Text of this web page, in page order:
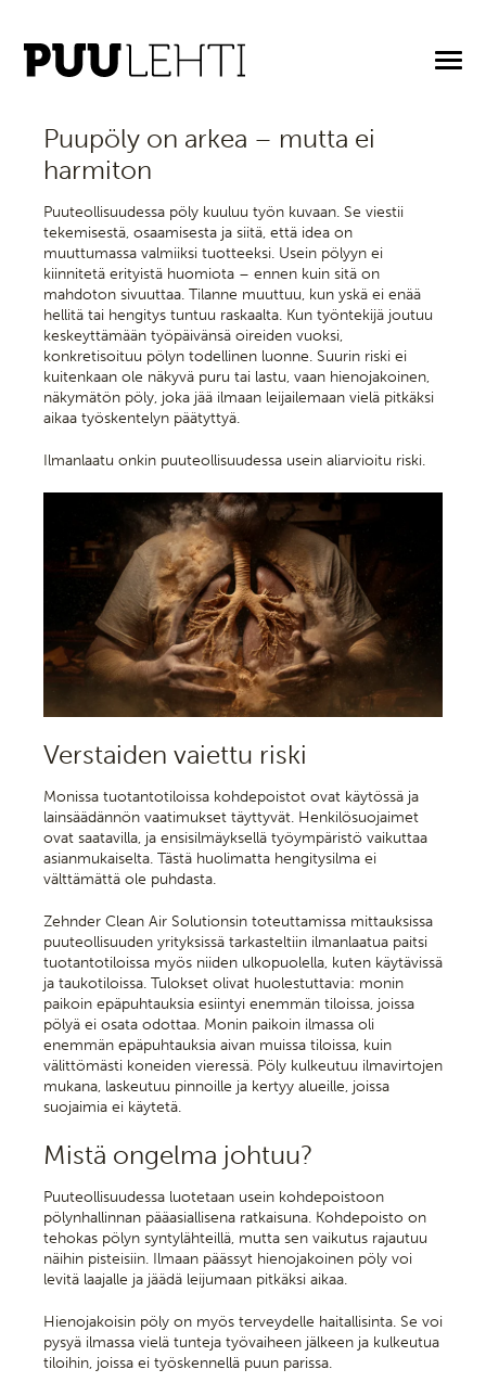
2.6.2026
Puupöly on arkea – mutta ei
harmiton
Puuteollisuudessa pöly kuuluu työn kuvaan. Se viestii
tekemisestä, osaamisesta ja siitä, että idea on
muuttumassa valmiiksi tuotteeksi. Usein pölyyn ei
kiinnitetä erityistä huomiota – ennen kuin sitä on
mahdoton sivuuttaa. Tilanne muuttuu, kun yskä ei enää
hellitä tai hengitys tuntuu raskaalta. Kun työntekijä joutuu
keskeyttämään työpäivänsä oireiden vuoksi,
konkretisoituu pölyn todellinen luonne. Suurin riski ei
kuitenkaan ole näkyvä puru tai lastu, vaan hienojakoinen,
näkymätön pöly, joka jää ilmaan leijailemaan vielä pitkäksi
aikaa työskentelyn päätyttyä.
Ilmanlaatu onkin puuteollisuudessa usein aliarvioitu riski.
Verstaiden vaiettu riski
Monissa tuotantotiloissa kohdepoistot ovat käytössä ja
lainsäädännön vaatimukset täyttyvät. Henkilösuojaimet
ovat saatavilla, ja ensisilmäyksellä työympäristö vaikuttaa
asianmukaiselta. Tästä huolimatta hengitysilma ei
välttämättä ole puhdasta.
Zehnder Clean Air Solutionsin toteuttamissa mittauksissa
puuteollisuuden yrityksissä tarkasteltiin ilmanlaatua paitsi
tuotantotiloissa myös niiden ulkopuolella, kuten käytävissä
ja taukotiloissa. Tulokset olivat huolestuttavia: monin
paikoin epäpuhtauksia esiintyi enemmän tiloissa, joissa
pölyä ei osata odottaa. Monin paikoin ilmassa oli
enemmän epäpuhtauksia aivan muissa tiloissa, kuin
välittömästi koneiden vieressä. Pöly kulkeutuu ilmavirtojen
mukana, laskeutuu pinnoille ja kertyy alueille, joissa
suojaimia ei käytetä.
Mistä ongelma johtuu?
Puuteollisuudessa luotetaan usein kohdepoistoon
pölynhallinnan pääasiallisena ratkaisuna. Kohdepoisto on
tehokas pölyn syntylähteillä, mutta sen vaikutus rajautuu
näihin pisteisiin. Ilmaan päässyt hienojakoinen pöly voi
levitä laajalle ja jäädä leijumaan pitkäksi aikaa.
Hienojakoisin pöly on myös terveydelle haitallisinta. Se voi
pysyä ilmassa vielä tunteja työvaiheen jälkeen ja kulkeutua
tiloihin, joissa ei työskennellä puun parissa.